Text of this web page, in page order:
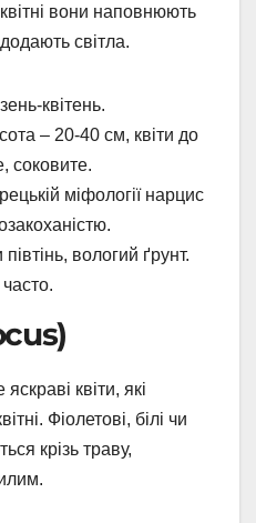
вони наповнюють
світла.
квітень.
– 20-40 см, квіти до
соковите.
міфології нарцис
вологий ґрунт.
квіти, які
Фіолетові, білі чи
крізь траву,